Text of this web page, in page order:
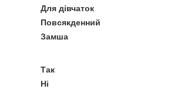
Для дівчаток
Повсякденний
Замша
Так
Ні